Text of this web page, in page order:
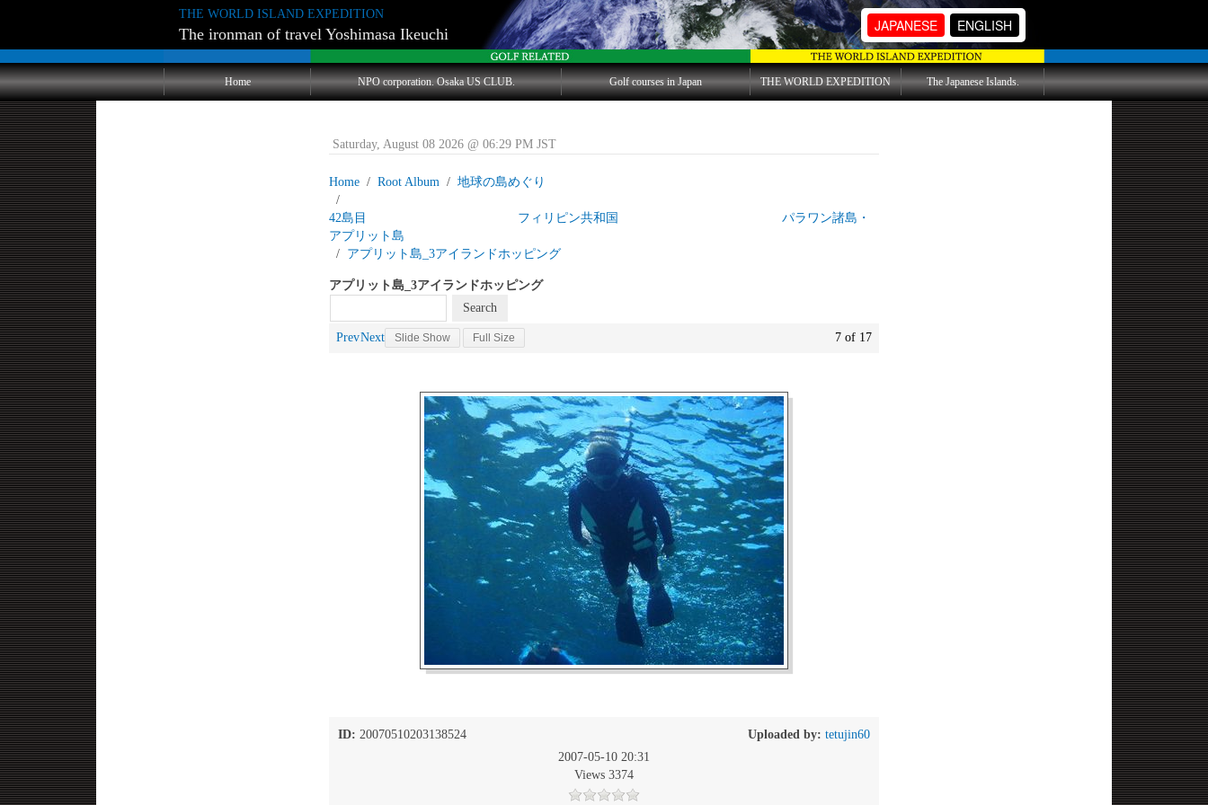
THE WORLD ISLAND EXPEDITION
The ironman of travel Yoshimasa Ikeuchi JAPANESE ENGLISH
Home NPO corporation. Osaka US CLUB. Golf courses in Japan THE WORLD EXPEDITION The Japanese Islands.
Saturday, August 08 2026 @ 06:29 PM JST
Home Root Album 地球の島めぐり
42島目 フィリピン共和国 パラワン諸島・
アプリット島
アプリット島_3アイランドホッピング
アプリット島_3アイランドホッピング
PrevNext Slide Show Full Size 7 of 17
ID: 20070510203138524 Uploaded by: tetujin60
2007-05-10 20:31
Views 3374